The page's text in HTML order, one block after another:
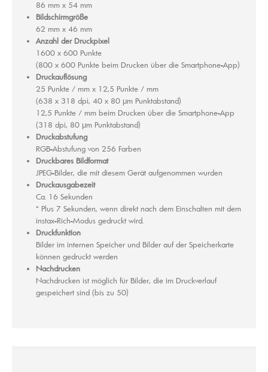
86 mm x 54 mm
Bildschirmgröße
62 mm x 46 mm
Anzahl der Druckpixel
1600 x 600 Punkte
(800 x 600 Punkte beim Drucken über die Smartphone-App)
Druckauflösung
25 Punkte / mm x 12,5 Punkte / mm
(638 x 318 dpi, 40 x 80 μm Punktabstand)
12,5 Punkte / mm beim Drucken über die Smartphone-App
(318 dpi, 80 μm Punktabstand)
Druckabstufung
RGB-Abstufung von 256 Farben
Druckbares Bildformat
JPEG-Bilder, die mit diesem Gerät aufgenommen wurden
Druckausgabezeit
Ca. 16 Sekunden
* Plus 7 Sekunden, wenn direkt nach dem Einschalten mit dem
instax-Rich-Modus gedruckt wird.
Druckfunktion
Bilder im internen Speicher und Bilder auf der Speicherkarte
können gedruckt werden
Nachdrucken
Nachdrucken ist möglich für Bilder, die im Druckverlauf
gespeichert sind (bis zu 50)